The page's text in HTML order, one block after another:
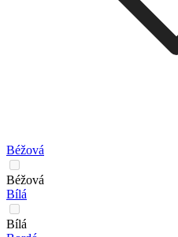
Béžová
Béžová
Bílá
Bílá